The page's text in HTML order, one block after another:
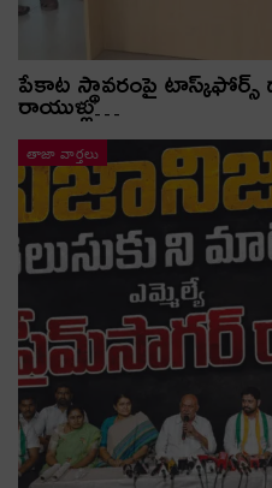
పేకాట స్థావరంపై టాస్క్‌ఫోర్స్
రాయుళ్లు…
తాజా వార్తలు